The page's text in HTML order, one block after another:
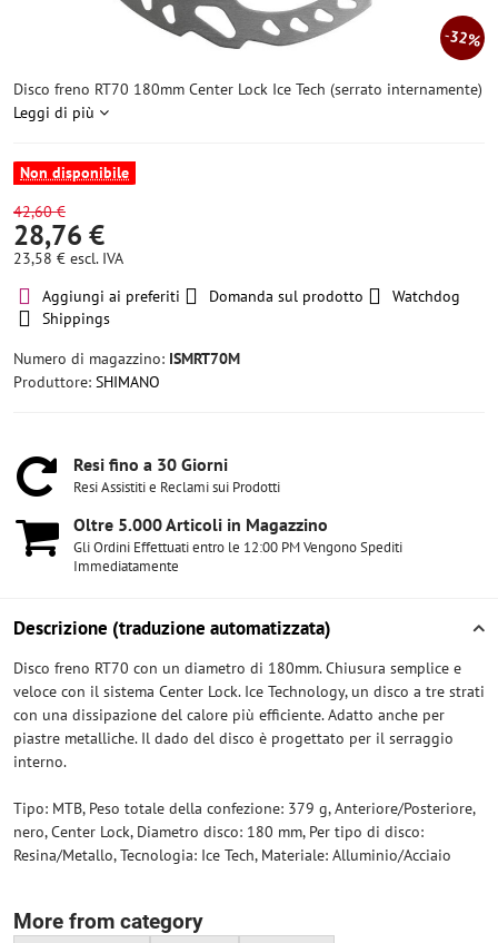
32%
Disco freno RT70 180mm Center Lock Ice Tech (serrato internamente)
Leggi di più
Non disponibile
42,60 €
28,76 €
23,58 € escl. IVA
Aggiungi ai preferiti
Domanda sul prodotto
Watchdog
Shippings
Numero di magazzino: ISMRT70M
Produttore: SHIMANO
Resi fino a 30 Giorni
Resi Assistiti e Reclami sui Prodotti
Oltre 5​.000 Articoli in Magazzino
Gli Ordini Effettuati entro le 12:00 PM Vengono Spediti
Immediatamente
Descrizione (traduzione automatizzata)
Disco freno RT70 con un diametro di 180mm. Chiusura semplice e
veloce con il sistema Center Lock. Ice Technology, un disco a tre strati
con una dissipazione del calore più efficiente. Adatto anche per
piastre metalliche. Il dado del disco è progettato per il serraggio
interno.
Tipo: MTB, Peso totale della confezione: 379 g, Anteriore/Posteriore,
nero, Center Lock, Diametro disco: 180 mm, Per tipo di disco:
Resina/Metallo, Tecnologia: Ice Tech, Materiale: Alluminio/Acciaio
More from category